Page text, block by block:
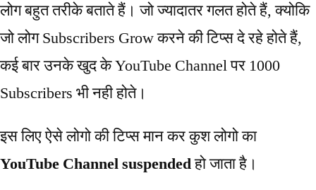
लोग बहुत तरीके बताते हैं। जो ज्यादातर गलत होते हैं, क्योकि
जो लोग Subscribers Grow करने की टिप्स दे रहे होते हैं,
कई बार उनके खुद के YouTube Channel पर 1000
Subscribers भी नही होते।
इस लिए ऐसे लोगो की टिप्स मान कर कुश लोगो का
YouTube Channel suspendedहो जाता है।